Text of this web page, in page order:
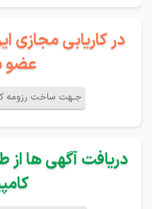
در کاریابی مجازی
عضو
جـهت ساخت رزومه
دریافت آگهی ها از